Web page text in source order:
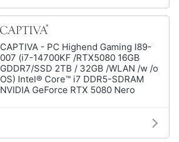
CAPTIVA - PC Highend Gaming I89-
007 (i7-14700KF /RTX5080 16GB
GDDR7/SSD 2TB / 32GB /WLAN /w /o
OS) Intel® Core™ i7 DDR5-SDRAM
NVIDIA GeForce RTX 5080 Nero